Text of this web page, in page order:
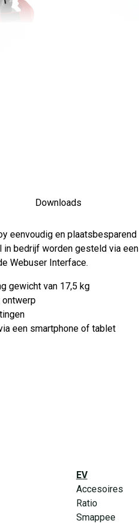
Downloads
eenvoudig en plaatsbesparend
in bedrijf worden gesteld via een
Webuser Interface.
gewicht van 17,5 kg
ontwerp
een smartphone of tablet
EV
Accesoires
Ratio
Smappee